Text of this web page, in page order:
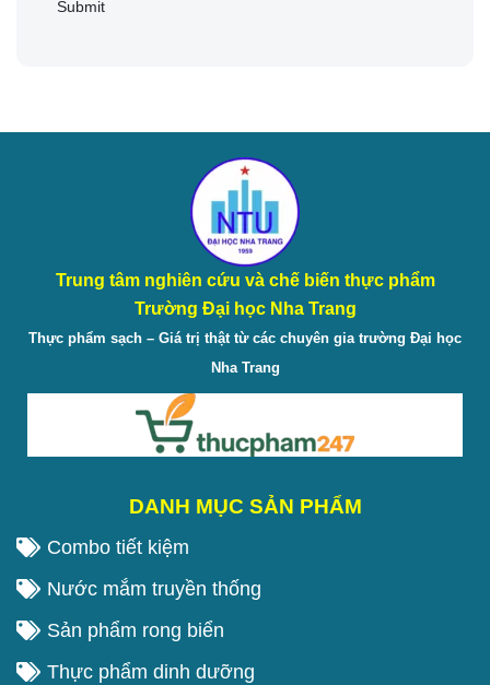
Trung tâm nghiên cứu và chế biến thực phẩm
Trường Đại học Nha Trang
Thực phẩm sạch – Giá trị thật từ các chuyên gia trường Đại học
Nha Trang
DANH MỤC SẢN PHẨM
Combo tiết kiệm
Nước mắm truyền thống
Sản phẩm rong biển
Thực phẩm dinh dưỡng